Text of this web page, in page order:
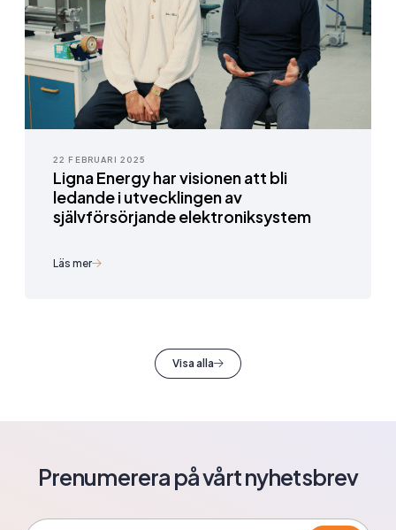
22 FEBRUARI 2025
Ligna Energy har visionen att bli
ledande i utvecklingen av
självförsörjande elektroniksystem
Läs mer
Visa alla
Prenumerera på vårt nyhetsbrev